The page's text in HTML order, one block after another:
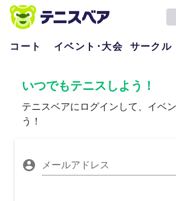
コート イベント･大会 サークル
いつでもテニスしよう！
テニスベアにログインして、イベ
う！
メールアドレス